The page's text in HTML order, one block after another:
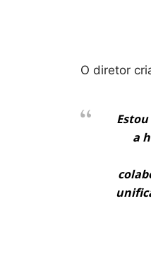
O diretor
a